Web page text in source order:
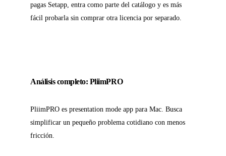
pagas Setapp, entra como parte del catálogo y es más
fácil probarla sin comprar otra licencia por separado.
Análisis completo: PliimPRO
PliimPRO es presentation mode app para Mac. Busca
simplificar un pequeño problema cotidiano con menos
fricción.